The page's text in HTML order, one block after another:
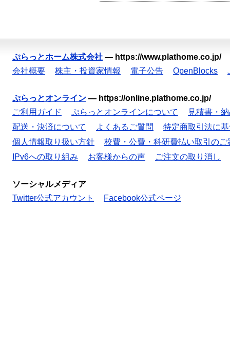
ぷらっとホーム株式会社 — https://www.plathome.co.jp/
会社概要
株主・投資家情報 電子公告 OpenBlocks
ぷらっとオンライン — https://online.plathome.co.jp/
ご利用ガイド
ぷらっとオンラインについて
見積書・
配送・決済について
よくあるご質問
特定商取引法に
個人情報取り扱い方針
校費・公費・科研費払い取引のご
IPv6への取り組み
お客様からの声 ご注文の取り消し
ソーシャルメディア
Twitter公式アカウント
Facebook公式ページ